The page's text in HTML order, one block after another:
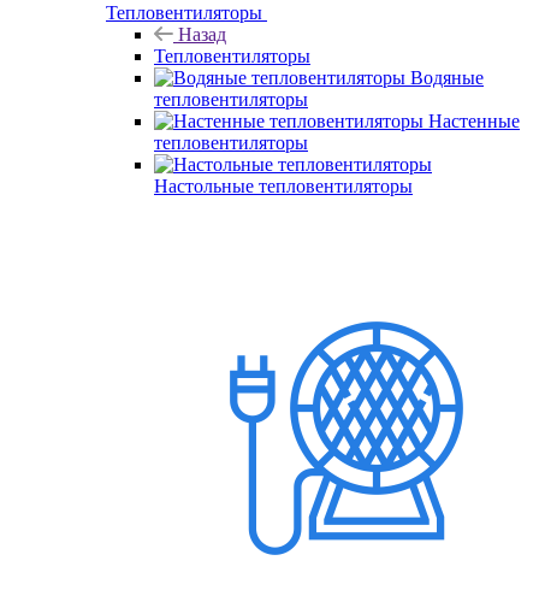
Тепловентиляторы
Назад
Тепловентиляторы
Водяные
тепловентиляторы
Настенные
тепловентиляторы
Настольные тепловентиляторы